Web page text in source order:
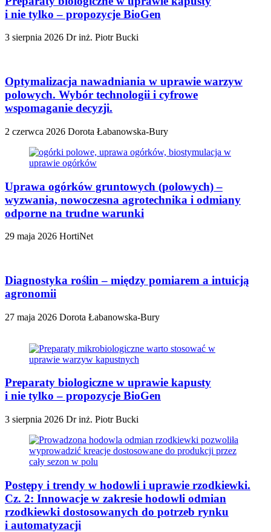
i nie tylko – propozycje BioGen
3 sierpnia 2026 Dr inż. Piotr Bucki
Optymalizacja nawadniania w uprawie warzyw
polowych. Wybór technologii i cyfrowe
wspomaganie decyzji.
2 czerwca 2026 Dorota Łabanowska-Bury
Uprawa ogórków gruntowych (polowych) –
wyzwania, nowoczesna agrotechnika i odmiany
odporne na trudne warunki
29 maja 2026 HortiNet
Diagnostyka roślin – między pomiarem a intuicją
agronomii
27 maja 2026 Dorota Łabanowska-Bury
Preparaty biologiczne w uprawie kapusty
i nie tylko – propozycje BioGen
3 sierpnia 2026 Dr inż. Piotr Bucki
Postępy i trendy w hodowli i uprawie rzodkiewki.
Cz. 2: Innowacje w zakresie hodowli odmian
rzodkiewki dostosowanych do potrzeb rynku
i automatyzacji